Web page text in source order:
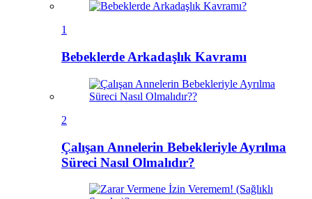
1
Bebeklerde Arkadaşlık Kavramı
2
Çalışan Annelerin Bebekleriyle Ayrılma
Süreci Nasıl Olmalıdır?